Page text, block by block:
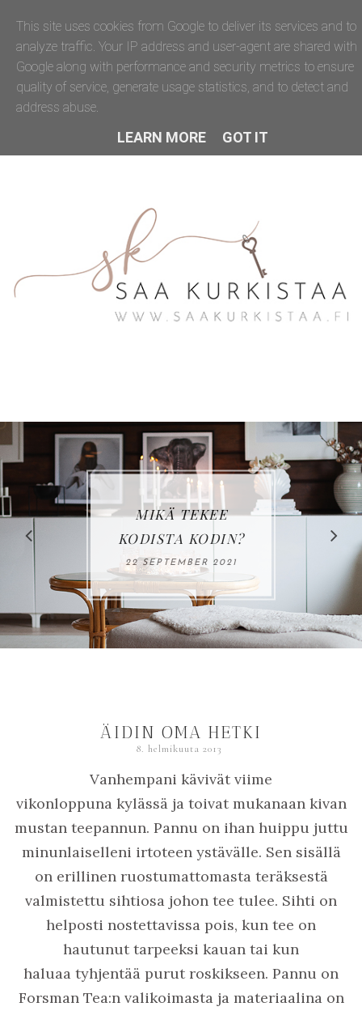
LOVIISAN
ASUNTOMESSUT:
KOHDE 17, VILLA
15 JUNE 2023
ÄIDIN OMA HETKI
8. helmikuuta 2013
Vanhempani kävivät viime
vikonloppuna kylässä ja toivat mukanaan kivan
mustan teepannun. Pannu on ihan huippu juttu
minunlaiselleni irtoteen ystävälle. Sen sisällä
on erillinen ruostumattomasta teräksestä
valmistettu sihtiosa johon tee tulee. Sihti on
helposti nostettavissa pois, kun tee on
hautunut tarpeeksi kauan tai kun
haluaa tyhjentää purut roskikseen. Pannu on
Forsman Tea:n valikoimasta ja materiaalina on
This site uses cookies from Google to deliver its services and to
analyze traffic. Your IP address and user-agent are shared with
Google along with performance and security metrics to ensure
quality of service, generate usage statistics, and to detect and
address abuse.
LEARN MORE GOT IT